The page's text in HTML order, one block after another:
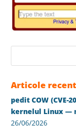
Articole
pedit COW (CVE-
kernelul Linux —
26/06/2026